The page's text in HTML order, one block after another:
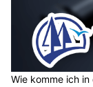
Wie komme ich